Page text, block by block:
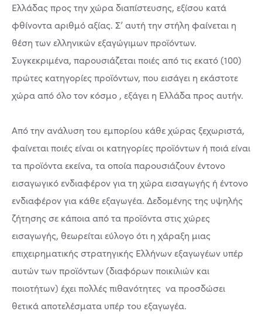
Ελλάδας προς την χώρα διαπίστευσης, εξίσου κατά
φθίνοντα αριθμό αξίας. Σ’ αυτή την στήλη φαίνεται η
θέση των ελληνικών εξαγώγιμων προϊόντων.
Συγκεκριμένα, παρουσιάζεται ποιές από τις εκατό (100)
πρώτες κατηγορίες προϊόντων, που εισάγει η εκάστοτε
χώρα από όλο τον κόσμο , εξάγει η Ελλάδα προς αυτήν.
Από την ανάλυση του εμπορίου κάθε χώρας ξεχωριστά,
φαίνεται ποιές είναι οι κατηγορίες προϊόντων ή ποιά είναι
τα προϊόντα εκείνα, τα οποία παρουσιάζουν έντονο
εισαγωγικό ενδιαφέρον για τη χώρα εισαγωγής ή έντονο
ενδιαφέρον για κάθε εξαγωγέα. Δεδομένης της υψηλής
ζήτησης σε κάποια από τα προϊόντα στις χώρες
εισαγωγής, θεωρείται εύλογο ότι η χάραξη μιας
επιχειρηματικής στρατηγικής Ελλήνων εξαγωγέων υπέρ
αυτών των προϊόντων (διαφόρων ποικιλιών και
ποιοτήτων) έχει πολλές πιθανότητες να προσδώσει
θετικά αποτελέσματα υπέρ του εξαγωγέα.